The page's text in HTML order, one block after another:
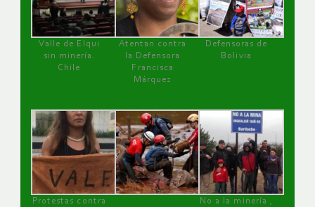
Valle de Elqui
sin minería.
Chile
Atentan contra
la Defensora
Francisca
Márquez
Defensoras de
Bolivia
Protestas contra
No a la minería ,